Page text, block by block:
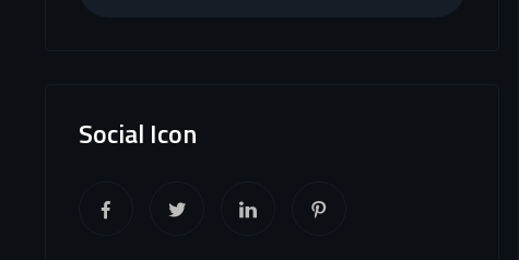
Social Icon